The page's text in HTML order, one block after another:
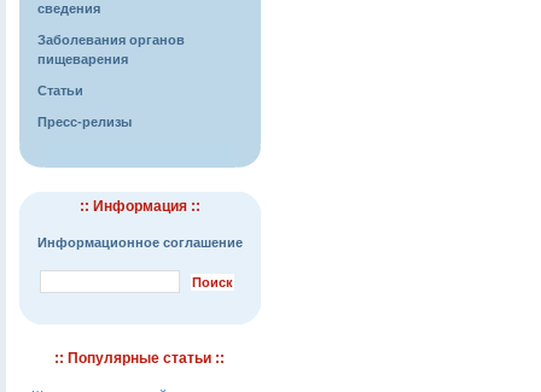
сведения
Заболевания органов
пищеварения
Статьи
Пресс-релизы
:: Информация ::
Информационное соглашение
:: Популярные статьи ::